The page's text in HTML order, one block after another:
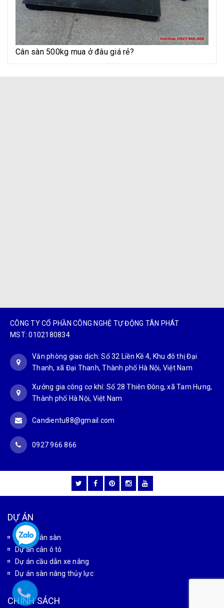
Cân sàn 500kg mua ở đâu giá rẻ?
CÔNG TY CỔ PHẦN CÔNG NGHỆ TỰ ĐỘNG TÂN PHÁT
MST: 0102180834
Văn phòng giao dịch: Số 32 Liền Kề 4, Khu đô thị Đại
Thanh, xã Đại Thanh, Thành phố Hà Nội, Việt Nam
Xưởng gia công cơ khí: Số 28 Thiên Đông, xã Tam Hưng,
Thành phố Hà Nội, Việt Nam
Candientu88@gmail.com
0927 966 866
DỰ ÁN
Dự án cân sàn
Dự án cân ô tô
Dự án cầu dẫn xe nâng
Dự án sàn nâng thủy lực
CHÍNH SÁCH